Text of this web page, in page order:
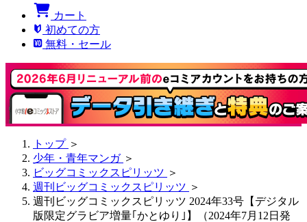
カート
初めての方
無料・セール
トップ ＞
少年・青年マンガ ＞
ビッグコミックスピリッツ ＞
週刊ビッグコミックスピリッツ ＞
週刊ビッグコミックスピリッツ 2024年33号【デジタル
版限定グラビア増量｢かとゆり｣】（2024年7月12日発